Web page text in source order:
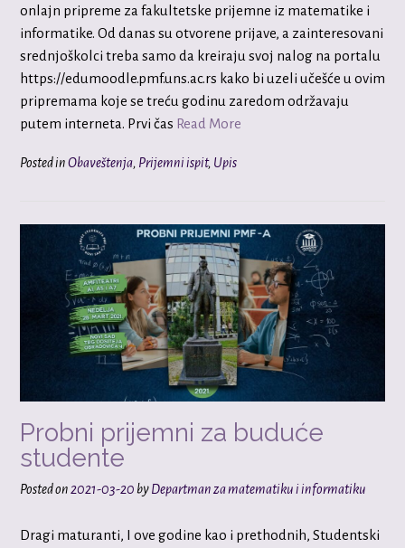
onlajn pripreme za fakultetske prijemne iz matematike i
informatike. Od danas su otvorene prijave, a zainteresovani
srednjoškolci treba samo da kreiraju svoj nalog na portalu
https://edumoodle.pmf.uns.ac.rs kako bi uzeli učešće u ovim
pripremama koje se treću godinu zaredom održavaju
putem interneta. Prvi čas Read More
Posted inObaveštenja, Prijemni ispit, Upis
Probni prijemni za buduće
studente
Posted on2021-03-20byDepartman za matematiku i informatiku
Dragi maturanti, I ove godine kao i prethodnih, Studentski